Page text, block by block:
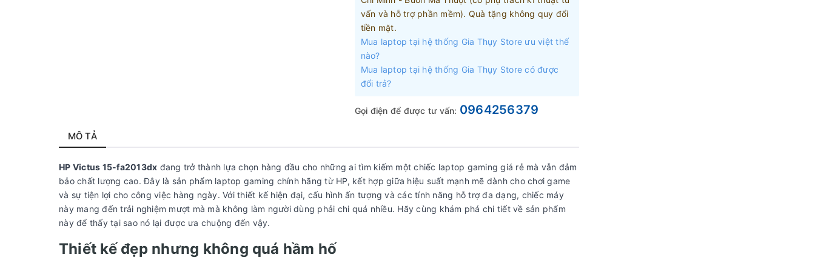
vấn và hỗ trợ phần mềm). Quà tặng không quy đổi
tiền mặt.
Mua laptop tại hệ thống Gia Thụy Store ưu việt thế
nào?
Mua laptop tại hệ thống Gia Thụy Store có được
đổi trả?
Gọi điện để được tư vấn: 0964256379
MÔ TẢ
HP Victus 15-fa2013dx đang trở thành lựa chọn hàng đầu cho những ai tìm kiếm một chiếc laptop gaming giá rẻ mà vẫn đảm
bảo chất lượng cao. Đây là sản phẩm laptop gaming chính hãng từ HP, kết hợp giữa hiệu suất mạnh mẽ dành cho chơi game
và sự tiện lợi cho công việc hàng ngày. Với thiết kế hiện đại, cấu hình ấn tượng và các tính năng hỗ trợ đa dạng, chiếc máy
này mang đến trải nghiệm mượt mà mà không làm người dùng phải chi quá nhiều. Hãy cùng khám phá chi tiết về sản phẩm
này để thấy tại sao nó lại được ưa chuộng đến vậy.
Thiết kế đẹp nhưng không quá hầm hố